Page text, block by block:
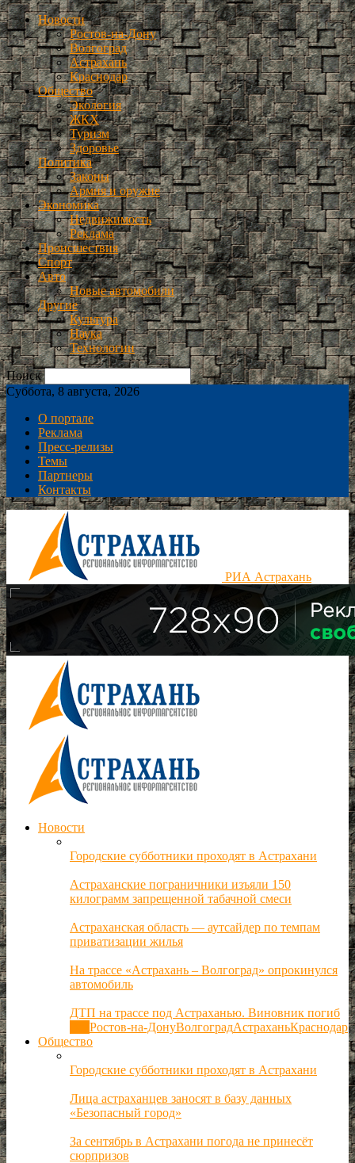
Новости
Ростов-на-Дону
Волгоград
Астрахань
Краснодар
Общество
Экология
ЖКХ
Туризм
Здоровье
Политика
Законы
Армия и оружие
Экономика
Недвижимость
Реклама
Происшествия
Спорт
Авто
Новые автомобили
Другие
Культура
Наука
Технологии
Поиск
Суббота, 8 августа, 2026
О портале
Реклама
Пресс-релизы
Темы
Партнеры
Контакты
РИА Астрахань
Новости
Городские субботники проходят в Астрахани
Астраханские пограничники изъяли 150
килограмм запрещенной табачной смеси
Астраханская область — аутсайдер по темпам
приватизации жилья
На трассе «Астрахань – Волгоград» опрокинулся
автомобиль
ДТП на трассе под Астраханью. Виновник погиб
Ростов-на-ДонуВолгоградАстраханьКраснодар
Общество
Городские субботники проходят в Астрахани
Лица астраханцев заносят в базу данных
«Безопасный город»
За сентябрь в Астрахани погода не принесёт
сюрпризов